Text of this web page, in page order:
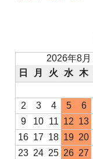
2026年8月
日
月 火 水 木
2
3 4 5 6
9
10 11 12 13
16 17 18 19 20
23 24 25 26 27